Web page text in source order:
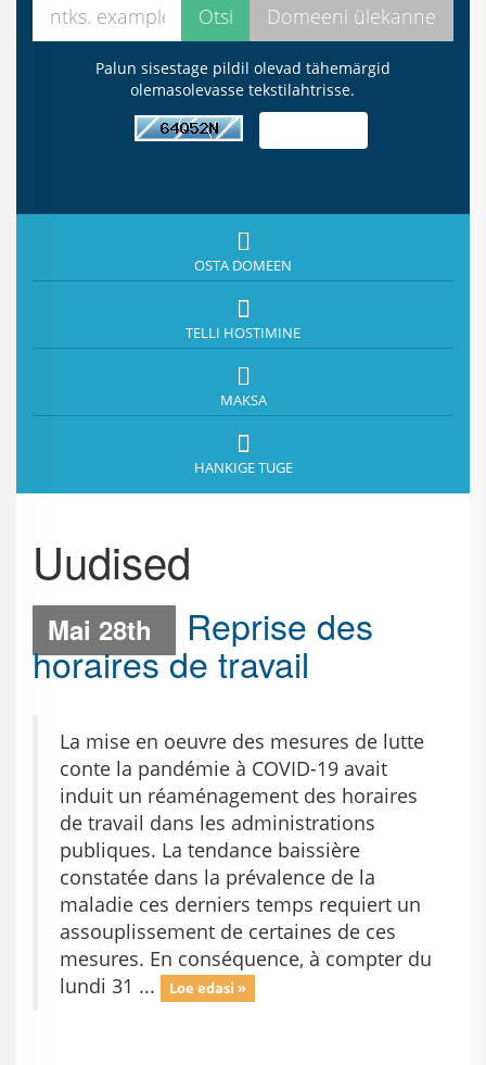
Palun sisestage pildil olevad tähemärgid
olemasolevasse tekstilahtrisse.
OSTA DOMEEN
TELLI HOSTIMINE
MAKSA
HANKIGE TUGE
Uudised
Mai 28th Reprise des
horaires de travail
La mise en oeuvre des mesures de lutte
conte la pandémie à COVID-19 avait
induit un réaménagement des horaires
de travail dans les administrations
publiques. La tendance baissière
constatée dans la prévalence de la
maladie ces derniers temps requiert un
assouplissement de certaines de ces
mesures. En conséquence, à compter du
lundi 31 ...
Loe edasi »